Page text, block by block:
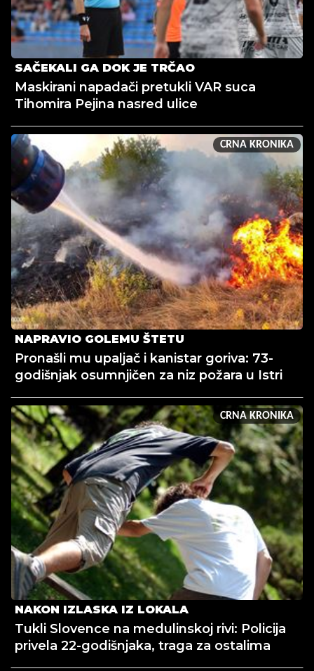
SAČEKALI GA DOK JE TRČAO
Maskirani napadači pretukli VAR suca
Tihomira Pejina nasred ulice
CRNA KRONIKA
NAPRAVIO GOLEMU ŠTETU
Pronašli mu upaljač i kanistar goriva: 73-
godišnjak osumnjičen za niz požara u Istri
CRNA KRONIKA
NAKON IZLASKA IZ LOKALA
Tukli Slovence na medulinskoj rivi: Policija
privela 22-godišnjaka, traga za ostalima